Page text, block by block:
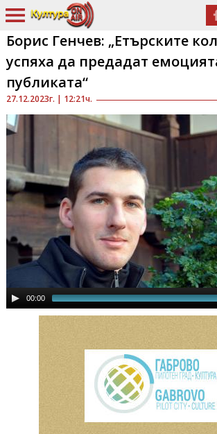
27.12.2023г. | 12:21ч.
Борис Генчев: „Етърските
успяха да предадат
публиката“
00:00